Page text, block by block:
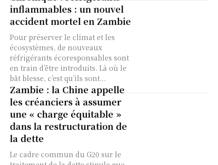
inflammables : un nouvel
accident mortel en Zambie
Pour préserver le climat et les
écosystèmes, de nouveaux
réfrigérants écoresponsables sont
en train d’être introduits. Là où le
bât blesse, c’est qu’ils sont...
Zambie : la Chine appelle
les créanciers à assumer
une « charge équitable »
dans la restructuration de
la dette
Le cadre commun du G20 sur le